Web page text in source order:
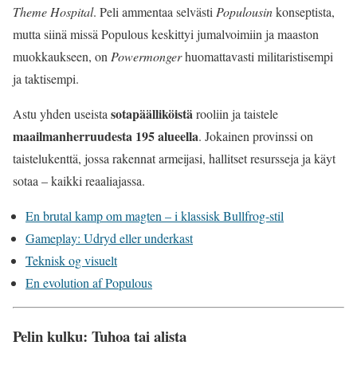
Theme Hospital. Peli ammentaa selvästiPopulousinkonseptista,
mutta siinä missä Populous keskittyi jumalvoimiin ja maaston
muokkaukseen, onPowermongerhuomattavasti militaristisempi
ja taktisempi.
Astu yhden useistasotapäälliköistärooliin ja taistele
maailmanherruudesta 195 alueella. Jokainen provinssi on
taistelukenttä, jossa rakennat armeijasi, hallitset resursseja ja käyt
sotaa – kaikki reaaliajassa.
En brutal kamp om magten – i klassisk Bullfrog-stil
Gameplay: Udryd eller underkast
Teknisk og visuelt
En evolution af Populous
Pelin kulku: Tuhoa tai alista